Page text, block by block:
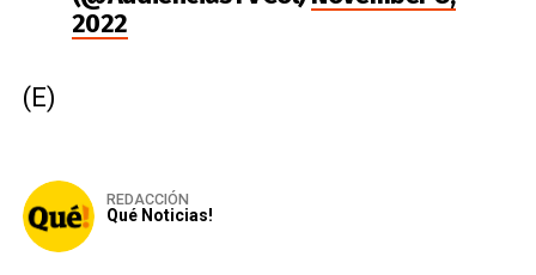
2022
(E)
REDACCIÓN
Qué Noticias!